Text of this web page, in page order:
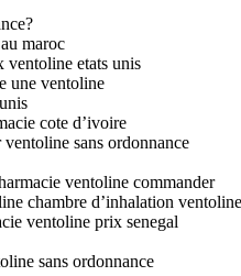
maroc
ventoline etats unis
une ventoline
cote d’ivoire
sans ordonnance
ventoline commander
chambre d’inhalation
ventoline prix senegal
sans ordonnance